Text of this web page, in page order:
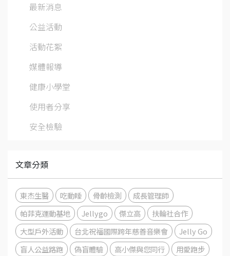
最新消息
公益活動
活動花絮
媒體報導
健康小學堂
使用者分享
安全檢驗
文章分類
東杰生醫 吃動睡 骨齡檢測
成長管理師
帕菲克運動基地
Jellygo 傑立高
扶輪社合作
大型戶外活動
台北祝福國際跨年慈善音樂會
Jelly Go
盲人公益路跑
偽盲體驗 高小傑與您同行
用愛跑步